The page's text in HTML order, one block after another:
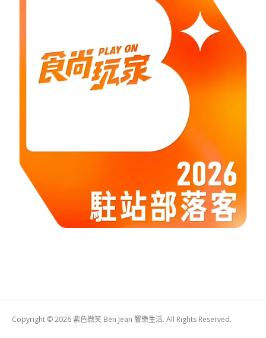
Copyright © 2026 紫色微笑 Ben Jean 饗樂生活. All Rights Reserved.